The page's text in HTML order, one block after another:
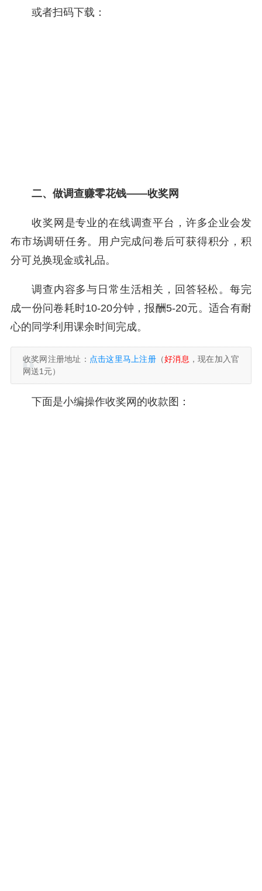
或者扫码下载：
二、做调查赚零花钱——收奖网
收奖网是专业的在线调查平台，许多企业会发
布市场调研任务。用户完成问卷后可获得积分，积
分可兑换现金或礼品。
调查内容多与日常生活相关，回答轻松。每完
成一份问卷耗时10-20分钟，报酬5-20元。适合有耐
心的同学利用课余时间完成。
收奖网注册地址： 点击这里马上注册（好消息 ，现在加入官
网送1元）
下面是小编操作收奖网的收款图：